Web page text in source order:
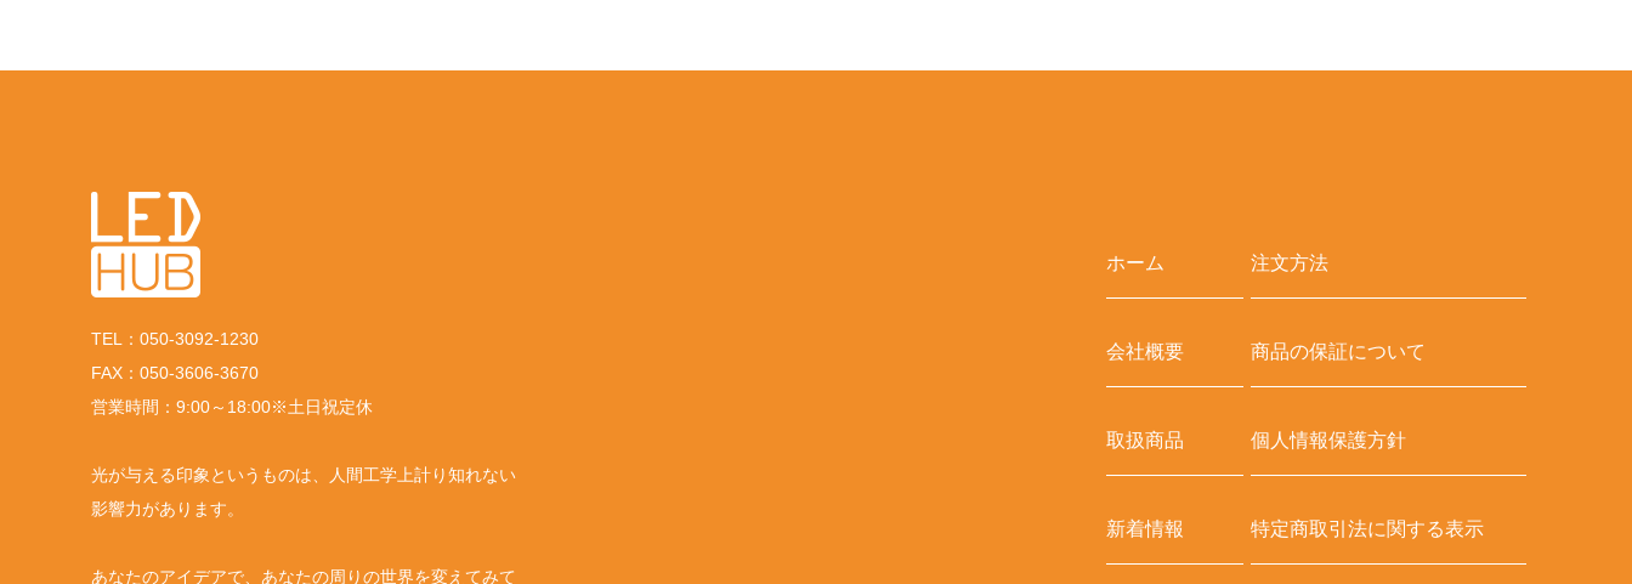
TEL：050-3092-1230
FAX：050-3606-3670
営業時間：9:00～18:00※土日祝定休
光が与える印象というものは、人間工学上計り知れない
影響力があります。
あなたのアイデアで、あなたの周りの世界を変えてみて
ホーム
会社概要
取扱商品
新着情報
注文方法
商品の保証について
個人情報保護方針
特定商取引法に関する表示